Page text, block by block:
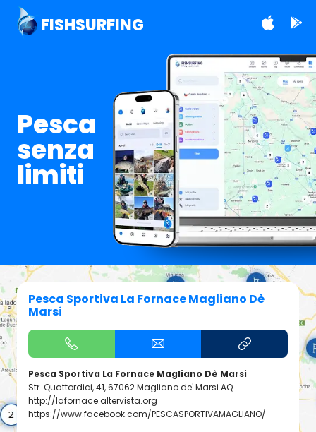
FISHSURFING
Pesca
senza
limiti
Pesca Sportiva La Fornace Magliano Dè
Marsi
Pesca Sportiva La Fornace Magliano Dè Marsi
Str. Quattordici, 41, 67062 Magliano de' Marsi AQ
http://lafornace.altervista.org
https://www.facebook.com/PESCASPORTIVAMAGLIANO/